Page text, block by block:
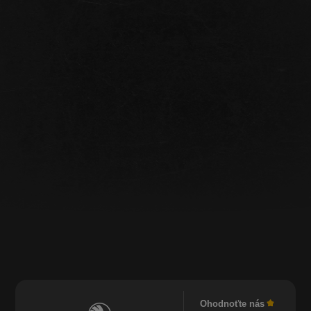
Ohodnoťte nás